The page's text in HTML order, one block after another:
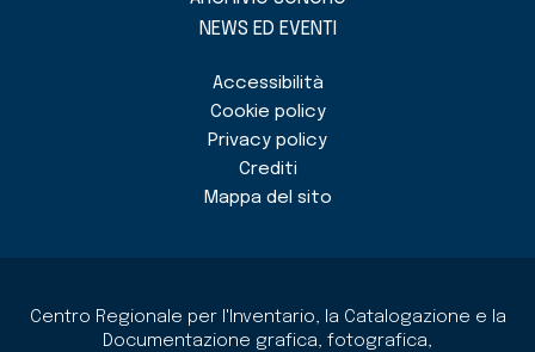
NEWS ED EVENTI
Accessibilità
Cookie policy
Privacy policy
Crediti
Mappa del sito
Centro Regionale per l'Inventario, la Catalogazione e la
Documentazione grafica, fotografica,